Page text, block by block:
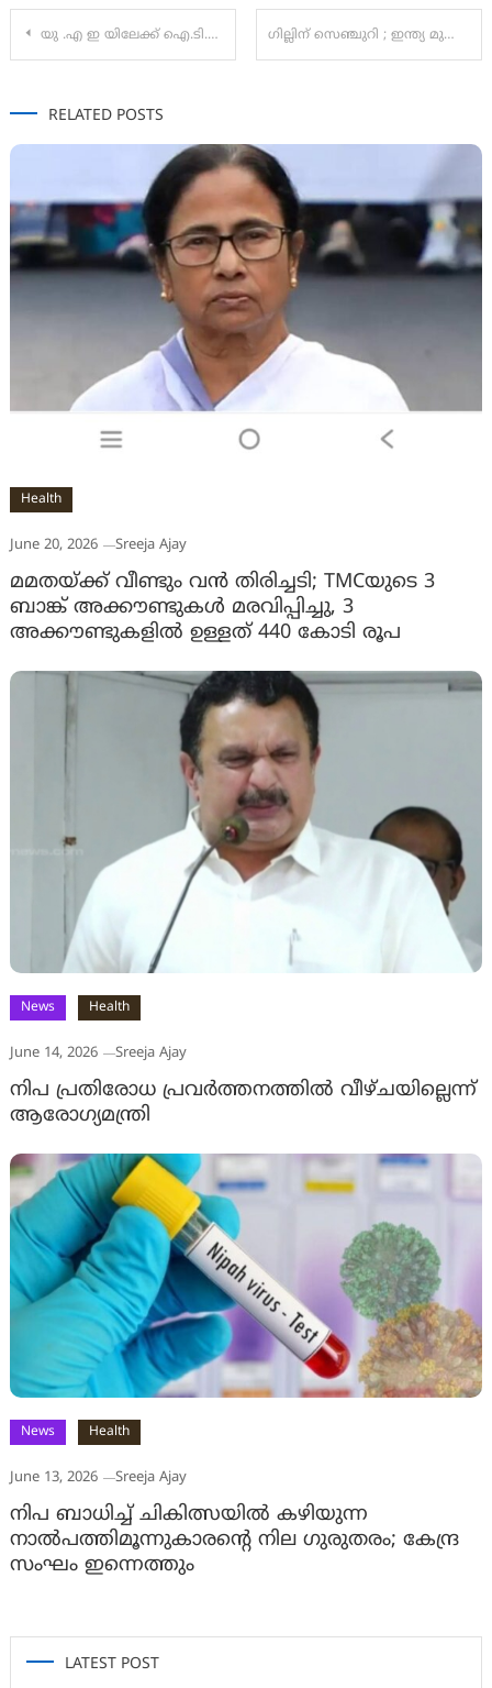
Post
യു .എ ഇ യിലേക്ക് ഐ.ടി.വി ഡ്രൈവർമാരുടെ 100 ഒഴിവ് ഗില്ലിന് സെഞ്ചുറി ; ഇന്ത്യ മുന്നൂറ് കടന്നു
RELATED POSTS
Health
June 20, 2026 Sreeja Ajay
മമതയ്ക്ക് വീണ്ടും വൻ തിരിച്ചടി; TMCയുടെ 3
ബാങ്ക് അക്കൗണ്ടുകൾ മരവിപ്പിച്ചു, 3
അക്കൗണ്ടുകളിൽ ഉള്ളത് 440 കോടി രൂപ
News Health
June 14, 2026 Sreeja Ajay
നിപ പ്രതിരോധ പ്രവർത്തനത്തിൽ വീഴ്ചയില്ലെന്ന്
ആരോഗ്യമന്ത്രി
News Health
June 13, 2026 Sreeja Ajay
നിപ ബാധിച്ച് ചികിത്സയില്‍ കഴിയുന്ന
നാല്‍പത്തിമൂന്നുകാരന്റെ നില ഗുരുതരം; കേന്ദ്ര
സംഘം ഇന്നെത്തും
LATEST POST